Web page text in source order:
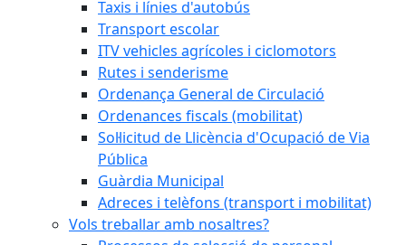
Taxis i línies d'autobús
Transport escolar
ITV vehicles agrícoles i ciclomotors
Rutes i senderisme
Ordenança General de Circulació
Ordenances fiscals (mobilitat)
Sol·licitud de Llicència d'Ocupació de Via
Pública
Guàrdia Municipal
Adreces i telèfons (transport i mobilitat)
Vols treballar amb nosaltres?